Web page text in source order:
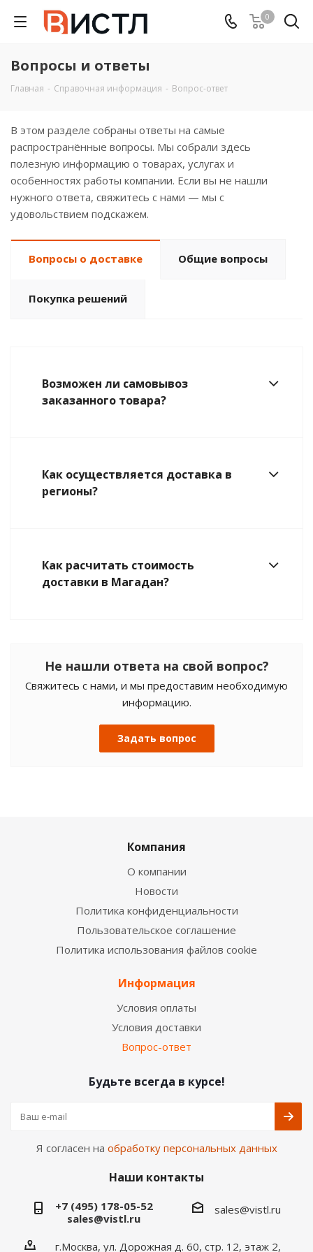
0
Вопросы и ответы
Главная - Справочная информация - Вопрос-ответ
В этом разделе собраны ответы на самые
распространённые вопросы. Мы собрали здесь
полезную информацию о товарах, услугах и
особенностях работы компании. Если вы не нашли
нужного ответа, свяжитесь с нами — мы с
удовольствием подскажем.
Вопросы о доставке Общие вопросы
Покупка решений
Возможен ли самовывоз
заказанного товара?
Как осуществляется доставка в
регионы?
Как расчитать стоимость
доставки в Магадан?
Не нашли ответа на свой вопрос?
Свяжитесь с нами, и мы предоставим необходимую
информацию.
Задать вопрос
Компания
О компании
Новости
Политика конфиденциальности
Пользовательское соглашение
Политика использования файлов cookie
Информация
Условия оплаты
Условия доставки
Вопрос-ответ
Будьте всегда в курсе!
Я согласен на обработку персональных данных
Наши контакты
+7 (495) 178-05-52
sales@vistl.ru
sales@vistl.ru
г.Москва, ул. Дорожная д. 60, стр. 12, этаж 2,